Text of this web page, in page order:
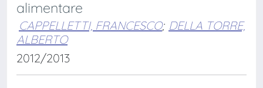
alimentare
CAPPELLETTI, FRANCESCO; DELLA TORRE,
ALBERTO
2012/2013